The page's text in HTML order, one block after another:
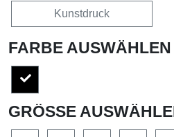
Kunstdruck
FARBE AUSWÄHLEN
GRÖSSE AUSWÄHLEN